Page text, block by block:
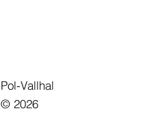
Pol-Vallhal
© 2026